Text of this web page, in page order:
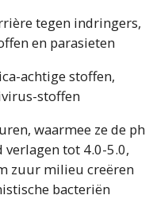
tegen indringers,
en parasieten
achtige stoffen,
stoffen
waarmee ze de ph
tot 4.0-5.0,
zuur milieu creëren
bacteriën